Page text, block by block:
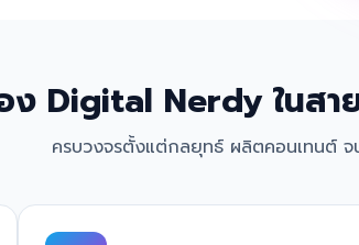
ง Digital Nerdy ในส
ครบวงจรตั้งแต่กลยุทธ์ ผลิตคอนเทนต์ จ